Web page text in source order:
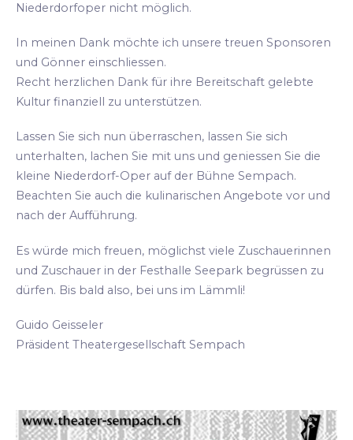
Niederdorfoper nicht möglich.
In meinen Dank möchte ich unsere treuen Sponsoren
und Gönner einschliessen.
Recht herzlichen Dank für ihre Bereitschaft gelebte
Kultur finanziell zu unterstützen.
Lassen Sie sich nun überraschen, lassen Sie sich
unterhalten, lachen Sie mit uns und geniessen Sie die
kleine Niederdorf-Oper auf der Bühne Sempach.
Beachten Sie auch die kulinarischen Angebote vor und
nach der Aufführung.
Es würde mich freuen, möglichst viele Zuschauerinnen
und Zuschauer in der Festhalle Seepark begrüssen zu
dürfen. Bis bald also, bei uns im Lämmli!
Guido Geisseler
Präsident Theatergesellschaft Sempach